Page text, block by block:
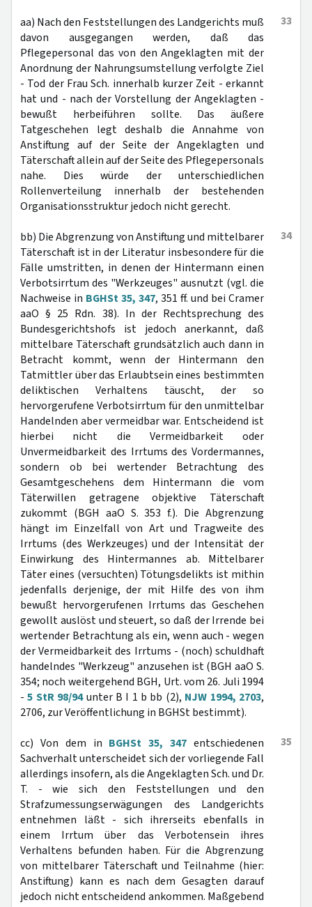
33
aa) Nach den Feststellungen des Landgerichts muß
davon ausgegangen werden, daß das
Pflegepersonal das von den Angeklagten mit der
Anordnung der Nahrungsumstellung verfolgte Ziel
- Tod der Frau Sch. innerhalb kurzer Zeit - erkannt
hat und - nach der Vorstellung der Angeklagten -
bewußt herbeiführen sollte. Das äußere
Tatgeschehen legt deshalb die Annahme von
Anstiftung auf der Seite der Angeklagten und
Täterschaft allein auf der Seite des Pflegepersonals
nahe. Dies würde der unterschiedlichen
Rollenverteilung innerhalb der bestehenden
Organisationsstruktur jedoch nicht gerecht.
34
bb) Die Abgrenzung von Anstiftung und mittelbarer
Täterschaft ist in der Literatur insbesondere für die
Fälle umstritten, in denen der Hintermann einen
Verbotsirrtum des "Werkzeuges" ausnutzt (vgl. die
Nachweise in BGHSt 35, 347, 351 ff. und bei Cramer
aaO § 25 Rdn. 38). In der Rechtsprechung des
Bundesgerichtshofs ist jedoch anerkannt, daß
mittelbare Täterschaft grundsätzlich auch dann in
Betracht kommt, wenn der Hintermann den
Tatmittler über das Erlaubtsein eines bestimmten
deliktischen Verhaltens täuscht, der so
hervorgerufene Verbotsirrtum für den unmittelbar
Handelnden aber vermeidbar war. Entscheidend ist
hierbei nicht die Vermeidbarkeit oder
Unvermeidbarkeit des Irrtums des Vordermannes,
sondern ob bei wertender Betrachtung des
Gesamtgeschehens dem Hintermann die vom
Täterwillen getragene objektive Täterschaft
zukommt (BGH aaO S. 353 f.). Die Abgrenzung
hängt im Einzelfall von Art und Tragweite des
Irrtums (des Werkzeuges) und der Intensität der
Einwirkung des Hintermannes ab. Mittelbarer
Täter eines (versuchten) Tötungsdelikts ist mithin
jedenfalls derjenige, der mit Hilfe des von ihm
bewußt hervorgerufenen Irrtums das Geschehen
gewollt auslöst und steuert, so daß der Irrende bei
wertender Betrachtung als ein, wenn auch - wegen
der Vermeidbarkeit des Irrtums - (noch) schuldhaft
handelndes "Werkzeug" anzusehen ist (BGH aaO S.
354; noch weitergehend BGH, Urt. vom 26. Juli 1994
-5 StR 98/94unter B I 1 b bb (2), NJW 1994, 2703,
2706, zur Veröffentlichung in BGHSt bestimmt).
35
cc) Von dem in BGHSt 35, 347 entschiedenen
Sachverhalt unterscheidet sich der vorliegende Fall
allerdings insofern, als die Angeklagten Sch. und Dr.
T. - wie sich den Feststellungen und den
Strafzumessungserwägungen des Landgerichts
entnehmen läßt - sich ihrerseits ebenfalls in
einem Irrtum über das Verbotensein ihres
Verhaltens befunden haben. Für die Abgrenzung
von mittelbarer Täterschaft und Teilnahme (hier:
Anstiftung) kann es nach dem Gesagten darauf
jedoch nicht entscheidend ankommen. Maßgebend